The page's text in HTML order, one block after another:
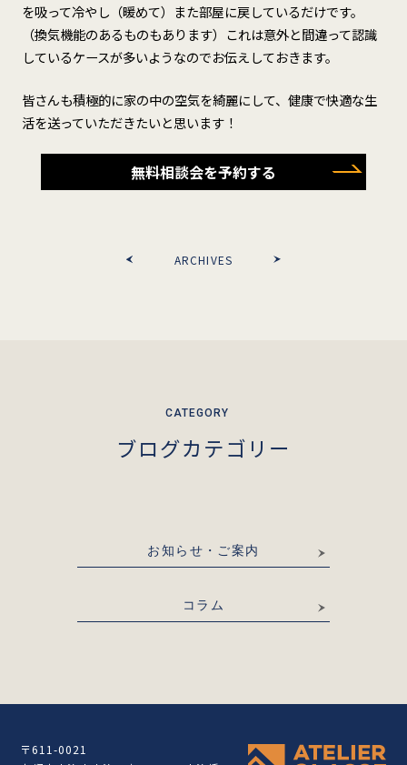
を吸って冷やし（暖めて）また部屋に戻しているだけです。
（換気機能のあるものもあります）これは意外と間違って認識
しているケースが多いようなのでお伝えしておきます。
皆さんも積極的に家の中の空気を綺麗にして、健康で快適な生
活を送っていただきたいと思います！
無料相談会を予約する
ARCHIVES
ブログカテゴリー
お知らせ・ご案内
コラム
〒611-0021